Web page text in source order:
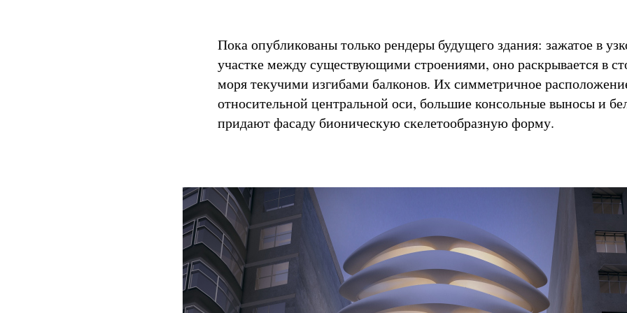
Пока опубликованы только рендеры будущего здания: зажатое в
участке между существующими строениями, оно раскрывается в
моря текучими изгибами балконов. Их симметричное
относительной центральной оси, большие консольные выносы и
придают фасаду бионическую скелетообразную форму.